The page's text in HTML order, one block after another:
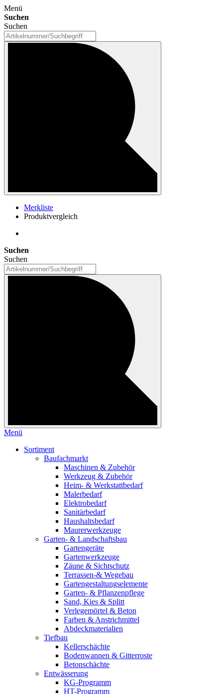
Menü
Suchen
Suchen
Merkliste
Produktvergleich
Suchen
Suchen
Menü
Sortiment
Baufachmarkt
Maschinen & Zubehör
Werkzeug & Zubehör
Heim- & Werkstattbedarf
Malerbedarf
Elektrobedarf
Sanitärbedarf
Haushaltsbedarf
Maurerwerkzeuge
Garten- & Landschaftsbau
Gartengeräte
Gartenwerkzeuge
Zäune & Sichtschutz
Terrassen-& Wegebau
Gartengestaltungselemente
Garten- & Pflanzenpflege
Sand, Kies & Splitt
Verlegemörtel & Beton
Farben & Anstrichmittel
Abdeckmaterialien
Tiefbau
Kellerschächte
Bodenwannen & Gitterroste
Betonschächte
Entwässerung
KG-Programm
HT-Programm